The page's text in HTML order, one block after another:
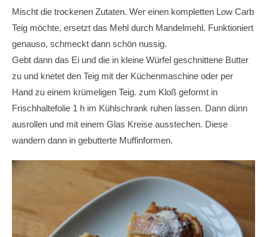
Mischt die trockenen Zutaten. Wer einen kompletten Low Carb
Teig möchte, ersetzt das Mehl durch Mandelmehl. Funktioniert
genauso, schmeckt dann schön nussig.
Gebt dann das Ei und die in kleine Würfel geschnittene Butter
zu und knetet den Teig mit der Küchenmaschine oder per
Hand zu einem krümeligen Teig. zum Kloß geformt in
Frischhaltefolie 1 h im Kühlschrank ruhen lassen. Dann dünn
ausrollen und mit einem Glas Kreise ausstechen. Diese
wandern dann in gebutterte Muffinformen.